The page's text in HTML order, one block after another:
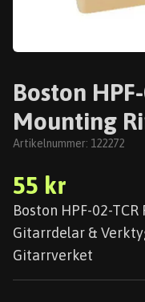
Boston
Mounting
Artikelnummer: 122272
55 kr
Boston HPF-02-
Gitarrdelar &
Gitarrverket